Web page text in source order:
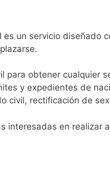
un servicio
para obtener cualquier
y expedientes de
civil, rectificación de
interesadas en realizar